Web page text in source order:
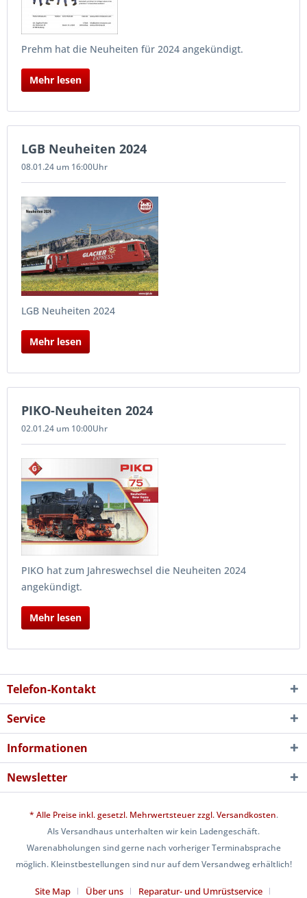
Prehm hat die Neuheiten für 2024 angekündigt.
Mehr lesen
LGB Neuheiten 2024
08.01.24 um 16:00Uhr
LGB Neuheiten 2024
Mehr lesen
PIKO-Neuheiten 2024
02.01.24 um 10:00Uhr
PIKO hat zum Jahreswechsel die Neuheiten 2024
angekündigt.
Mehr lesen
Telefon-Kontakt
Service
Informationen
Newsletter
* Alle Preise inkl. gesetzl. Mehrwertsteuer zzgl.Versandkosten.
Als Versandhaus unterhalten wir kein Ladengeschäft.
Warenabholungen sind gerne nach vorheriger Terminabsprache
möglich. Kleinstbestellungen sind nur auf dem Versandweg erhältlich!
Site Map Über uns Reparatur- und Umrüstservice